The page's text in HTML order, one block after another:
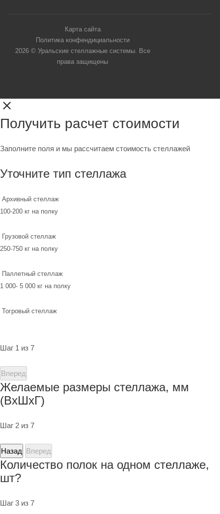
Карта сайта
Политика конфендициальности
2026 © Уральские стеллажные системы. Все
права защищены
Получить расчет стоимости
Заполните поля и мы рассчитаем стоимость стеллажей
Уточните тип стеллажа
Архивный стеллаж
100-200 кг на полку
Грузовой стеллаж
250-750 кг на полку
Паллетный стеллаж
1 000- 5 000 кг на полку
Тогровый стеллаж
Шаг 1 из 7
Вперед
Желаемые размеры стеллажа, мм
(ВхШхГ)
Шаг 2 из 7
Назад Вперед
Количество полок на одном стеллаже,
шт?
Шаг 3 из 7